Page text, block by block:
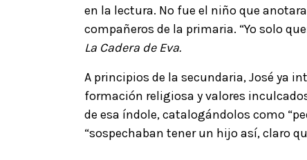
en la lectura. No fue el niño que
compañeros de la primaria. “Yo solo
La Cadera de Eva.
A principios de la secundaria, José ya
formación religiosa y valores
de esa índole, catalogándolos como
“sospechaban tener un hijo así, claro